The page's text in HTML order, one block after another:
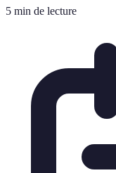
5 min de lecture